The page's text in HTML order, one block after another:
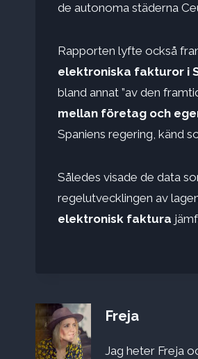
de autonoma städerna
Rapporten lyfte också
elektroniska fakturor i
bland annat ”av den
mellan företag och
Spaniens regering, känd
Således visade de data
regelutvecklingen av
elektronisk faktura
Freja
Jag heter Freja